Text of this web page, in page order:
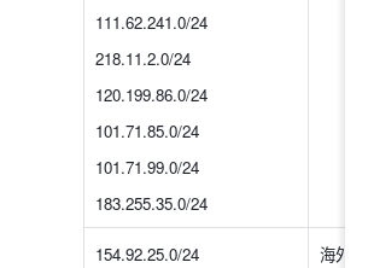
111.62.241.0/24
218.11.2.0/24
120.199.86.0/24
101.71.85.0/24
101.71.99.0/24
183.255.35.0/24
154.92.25.0/24
海外